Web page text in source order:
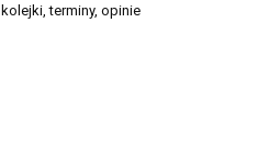
kolejki, terminy, opinie